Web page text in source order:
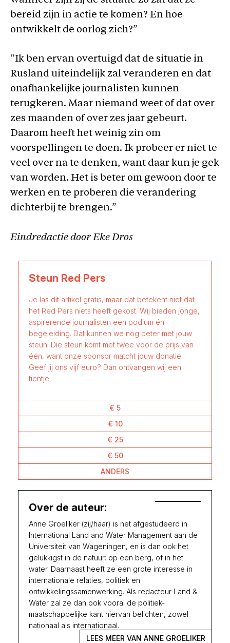
bereid zijn in actie te komen? En hoe
ontwikkelt de oorlog zich?”
“Ik ben ervan overtuigd dat de situatie in
Rusland uiteindelijk zal veranderen en dat
onafhankelijke journalisten kunnen
terugkeren. Maar niemand weet of dat over
zes maanden of over zes jaar gebeurt.
Daarom heeft het weinig zin om
voorspellingen te doen. Ik probeer er niet te
veel over na te denken, want daar kun je gek
van worden. Het is beter om gewoon door te
werken en te proberen die verandering
dichterbij te brengen.”
Eindredactie door Eke Dros
Steun Red Pers
Je las dit artikel gratis, maar dat betekent niet dat
het Red Pers niets heeft gekost. Wij bieden jonge,
aspirerende journalisten een podium én
begeleiding. Dat kunnen we nog beter met jouw
steun. Die steun komt met twee voor de prijs van
één, want onze sponsor matcht jouw donatie.
Geef jij ons vijf euro? Dan ontvangen wij een
tientje.
€ 5
€ 10
€ 25
€ 50
ANDERS
Over de auteur:
Anne Groeliker (zij/haar) is net afgestudeerd in
International Land and Water Management aan de
Universiteit van Wageningen, en is dan ook het
gelukkigst in de natuur: op een berg, of in het
water. Daarnaast heeft ze een grote interesse in
internationale relaties, politiek en
ontwikkelingssamenwerking. Als redacteur Land &
Water zal ze dan ook vooral de politiek-
maatschappelijke kant hiervan belichten, zowel
nationaal als internationaal.
LEES MEER VAN ANNE GROELIKER